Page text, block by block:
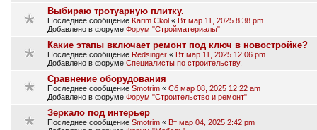
Выбираю тротуарную плитку.
Последнее сообщение Karim Ckol « Вт мар 11, 2025 8:38 pm
Добавлено в форуме Форум "Стройматериалы"
Какие этапы включает ремонт под ключ в новостройке?
Последнее сообщение Redsinger « Вт мар 11, 2025 12:06 pm
Добавлено в форуме Специалисты по строительству.
Сравнение оборудования
Последнее сообщение Smotrim « Сб мар 08, 2025 12:22 am
Добавлено в форуме Форум "Строительство и ремонт"
Зеркало под интерьер
Последнее сообщение Smotrim « Вт мар 04, 2025 2:42 pm